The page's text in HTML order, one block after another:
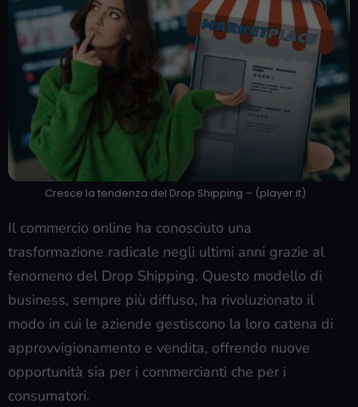
Cresce la tendenza del Drop Shipping – (player.it)
Il commercio online ha conosciuto una
trasformazione radicale negli ultimi anni grazie al
fenomeno del Drop Shipping. Questo modello di
business, sempre più diffuso, ha rivoluzionato il
modo in cui le aziende gestiscono la loro catena di
approvvigionamento e vendita, offrendo nuove
opportunità sia per i commercianti che per i
consumatori.